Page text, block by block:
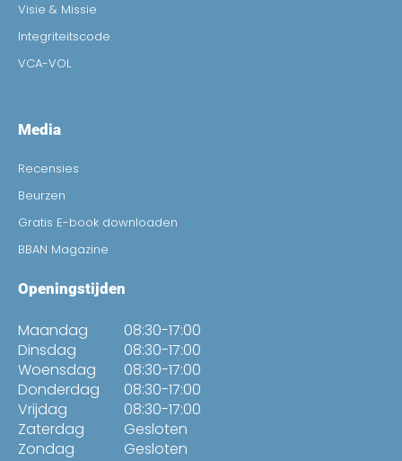
Visie & Missie
Integriteitscode
VCA-VOL
Media
Recensies
Beurzen
Gratis E-book downloaden
BBAN Magazine
Openingstijden
Maandag
Dinsdag
Woensdag
Donderdag
Vrijdag
Zaterdag
Zondag
08:30-17:00
08:30-17:00
08:30-17:00
08:30-17:00
08:30-17:00
Gesloten
Gesloten